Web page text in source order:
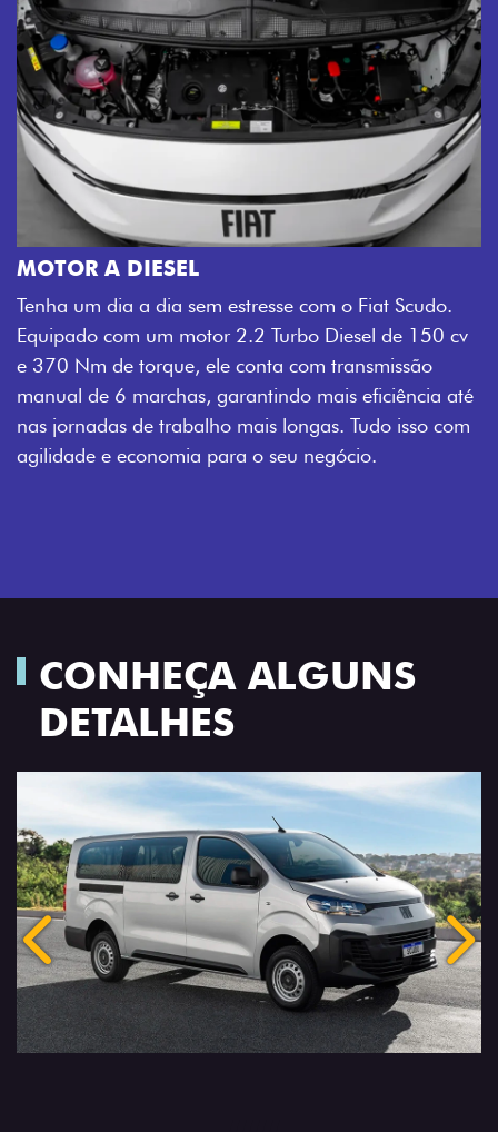
MOTOR A DIESEL
Tenha um dia a dia sem estresse com o Fiat Scudo.
Equipado com um motor 2.2 Turbo Diesel de 150 cv
e 370 Nm de torque, ele conta com transmissão
manual de 6 marchas, garantindo mais eficiência até
nas jornadas de trabalho mais longas. Tudo isso com
agilidade e economia para o seu negócio.
CONHEÇA ALGUNS
DETALHES
Anterior